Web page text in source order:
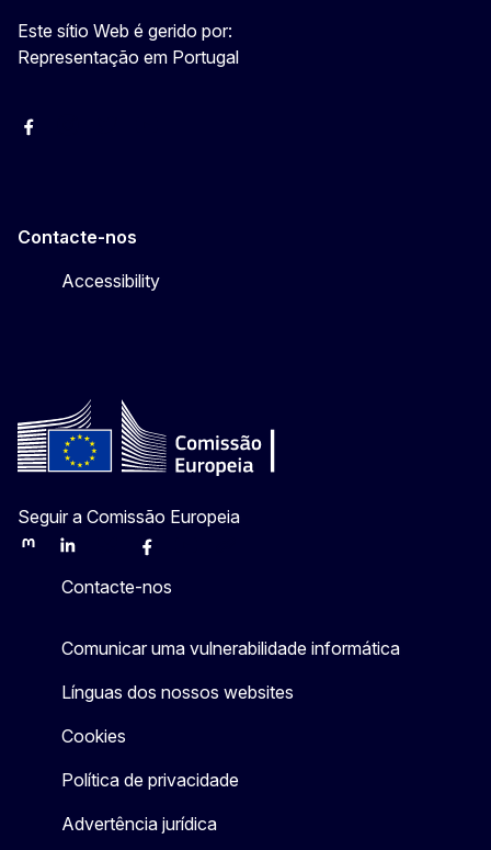
Este sítio Web é gerido por:
Representação em Portugal
Facebook
Contacte-nos
Accessibility
Seguir a Comissão Europeia
MastodonLinkedInBlueskyFacebook
Contacte-nos
Comunicar uma vulnerabilidade informática
Línguas dos nossos websites
Cookies
Política de privacidade
Advertência jurídica